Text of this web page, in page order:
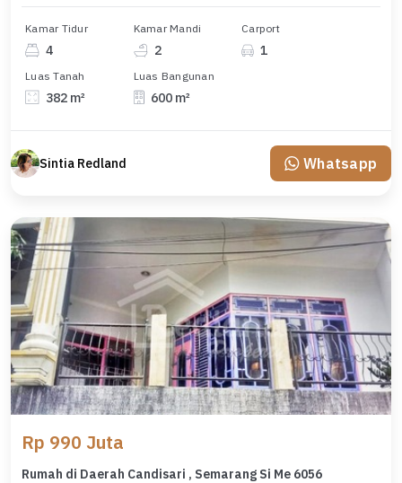
Kamar Tidur
4
Kamar Mandi
2
Carport
1
Luas Tanah
382 m²
Luas Bangunan
600 m²
Sintia Redland Whatsapp
Rp 990 Juta
Rumah di Daerah Candisari , Semarang Si Me 6056